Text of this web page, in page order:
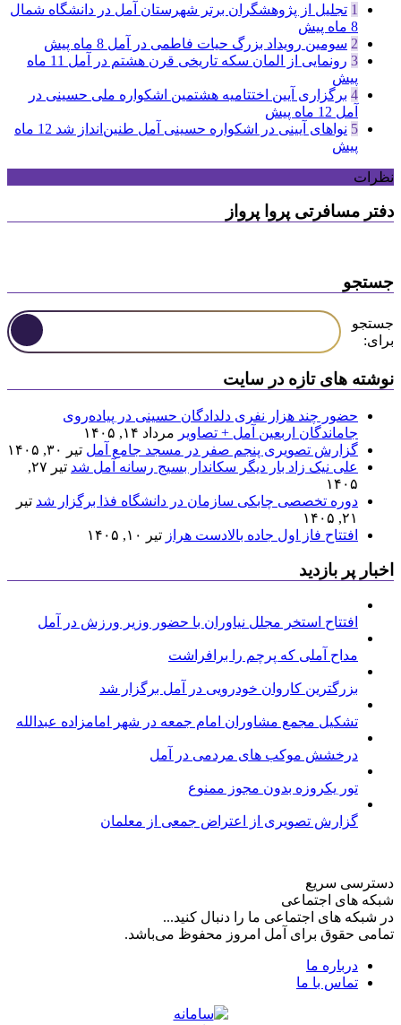
1 تجلیل از پژوهشگران برتر شهرستان آمل در دانشگاه شمال
8 ماه پیش
2 سومین رویداد بزرگ حیات فاطمی در آمل 8 ماه پیش
3 رونمایی از المان سکه تاریخی قرن هشتم در آمل
11 ماه
پیش
4 برگزاری آیین اختتامیه هشتمین اشکواره ملی حسینی در
آمل 12 ماه پیش
5 نواهای آیینی در اشکواره حسینی آمل طنین‌انداز شد
12 ماه
پیش
نظرات
دفتر مسافرتی پروا پرواز
جستجو
جستجو
برای:
نوشته های تازه در سایت
حضور چند هزار نفری دلدادگان حسینی در پیاده‌روی
جاماندگان اربعین آمل + تصاویر مرداد ۱۴, ۱۴۰۵
گزارش تصویری پنجم صفر در مسجد جامع آمل تیر ۳۰, ۱۴۰۵
علی نیک زاد بار دیگر سکاندار بسیج رسانه آمل شد
تیر ۲۷,
۱۴۰۵
دوره تخصصی چابکی سازمان در دانشگاه فذا برگزار شد تیر
۲۱, ۱۴۰۵
افتتاح فاز اول جاده بالادست هراز تیر ۱۰, ۱۴۰۵
اخبار پر بازدید
افتتاح استخر مجلل نیاوران با حضور وزیر ورزش در آمل
مداح آملی که پرچم را برافراشت
بزرگترین کاروان خودرویی در آمل برگزار شد
تشکیل مجمع مشاوران امام جمعه در شهر امامزاده عبدالله
درخشش موکب های مردمی در آمل
تور یکروزه بدون مجوز ممنوع
گزارش تصویری از اعتراض جمعی از معلمان
دسترسی سریع
شبکه های اجتماعی
در شبکه های اجتماعی ما را دنبال کنید...
تمامی حقوق برای آمل امروز محفوظ می‌باشد.
درباره ما
تماس با ما